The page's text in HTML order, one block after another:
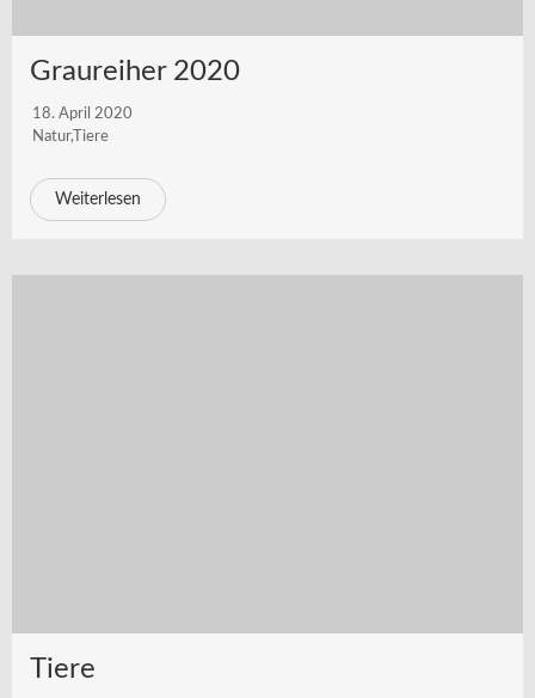
Graureiher 2020
18. April 2020
Natur,Tiere
Weiterlesen
Tiere